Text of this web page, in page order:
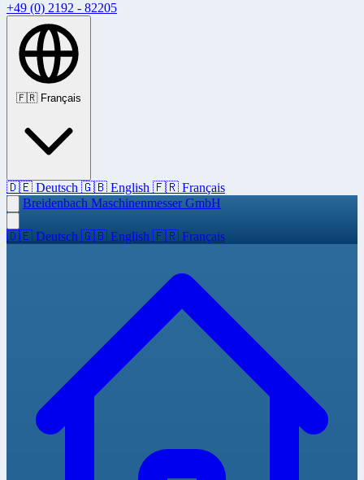
+49 (0) 2192 - 82205
🇫🇷 Français
🇩🇪 Deutsch 🇬🇧 English 🇫🇷 Français
Breidenbach Maschinenmesser GmbH
🇩🇪 Deutsch 🇬🇧 English 🇫🇷 Français